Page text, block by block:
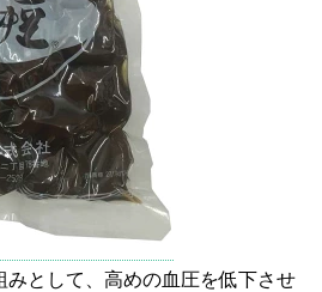
みとして、高めの血圧を低下させ